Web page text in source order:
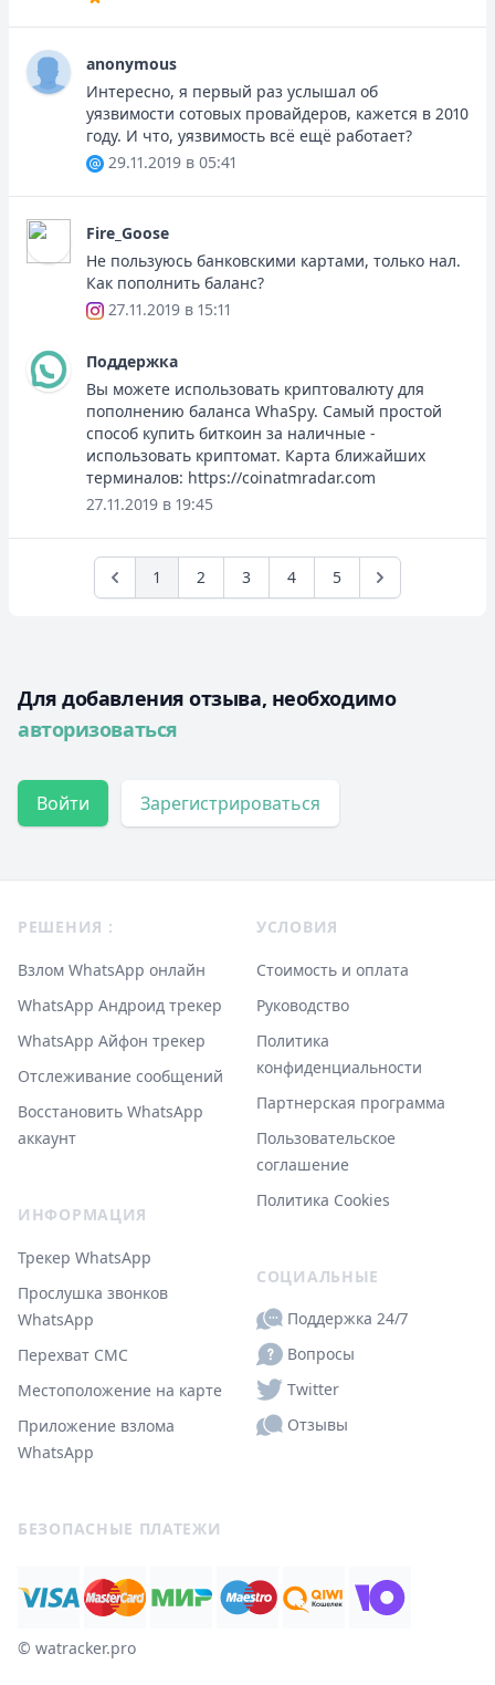
anonymous
Интересно, я первый раз услышал об
уязвимости сотовых провайдеров, кажется в 2010
году. И что, уязвимость всё ещё работает?
29.11.2019 в 05:41
Fire_Goose
Не пользуюсь банковскими картами, только нал.
Как пополнить баланс?
27.11.2019 в 15:11
Поддержка
Вы можете использовать криптовалюту для
пополнению баланса WhaSpy. Самый простой
способ купить биткоин за наличные -
использовать криптомат. Карта ближайших
терминалов: https://coinatmradar.com
27.11.2019 в 19:45
Previous1 2 3 4 5
Для добавления отзыва, необходимо
авторизоваться
Войти Зарегистрироваться
РЕШЕНИЯ :
Взлом WhatsApp онлайн
WhatsApp Андроид трекер
WhatsApp Айфон трекер
Отслеживание сообщений
Восстановить WhatsApp
аккаунт
ИНФОРМАЦИЯ
Трекер WhatsApp
Прослушка звонков
WhatsApp
Перехват СМС
Местоположение на карте
Приложение взлома
WhatsApp
УСЛОВИЯ
Стоимость и оплата
Руководство
Политика
конфиденциальности
Партнерская программа
Пользовательское
соглашение
Политика Cookies
СОЦИАЛЬНЫЕ
Поддержка 24/7
Вопросы
Twitter
Отзывы
БЕЗОПАСНЫЕ ПЛАТЕЖИ
© ‌watracker.pro